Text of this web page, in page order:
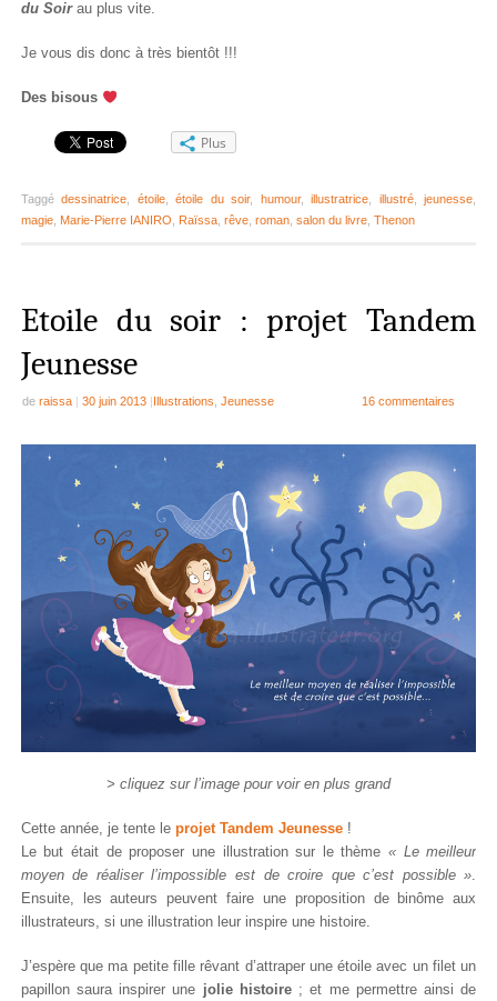
du Soirau plus vite.
Je vous dis donc à très bientôt !!!
Des bisous
Plus
Taggédessinatrice étoile,étoile du soir, humour,illustratrice illustré,jeunesse
magie, Marie-Pierre IANIRO Raïssa, rêve, roman, salon du livre, Thenon
Etoile du soir : projet Tandem
Jeunesse
de raissa | 30 juin 2013 |Illustrations Jeunesse 16 commentaires
> cliquez sur l’image pour voir en plus grand
Cette année, je tente le projet Tandem Jeunesse!
Le but était de proposer une illustration sur le thème « Le meilleur
moyen de réaliser l’impossible est de croire que c’est possible »
Ensuite, les auteurs peuvent faire une proposition de binôme aux
illustrateurs, si une illustration leur inspire une histoire.
J’espère que ma petite fille rêvant d’attraper une étoile avec un filet un
papillon saura inspirer une jolie histoire; et me permettre ainsi de